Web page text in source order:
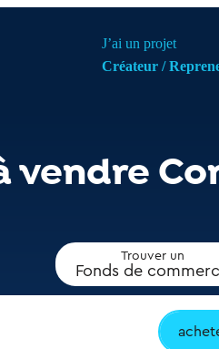
J’ai un projet
Créateur /
vendre
Trouver un
Fonds de